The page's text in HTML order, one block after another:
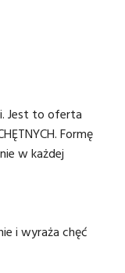
Jest to oferta
Formę
w każdej
i wyraża chęć